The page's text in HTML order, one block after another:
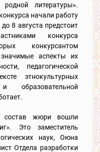
литературы».
начали работу
8 августа предстоит
конкурса
конкурсантом
значимые аспекты их
педагогической
этнокультурных
образовательной
состав жюри вошли
Это заместитель
наук, Оюна
Отдела разработки